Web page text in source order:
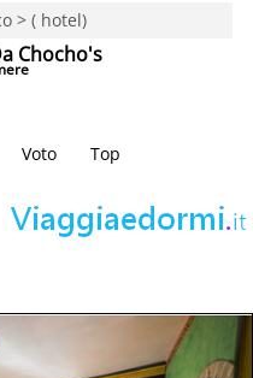
> ( hotel)
Chocho's
Voto Top